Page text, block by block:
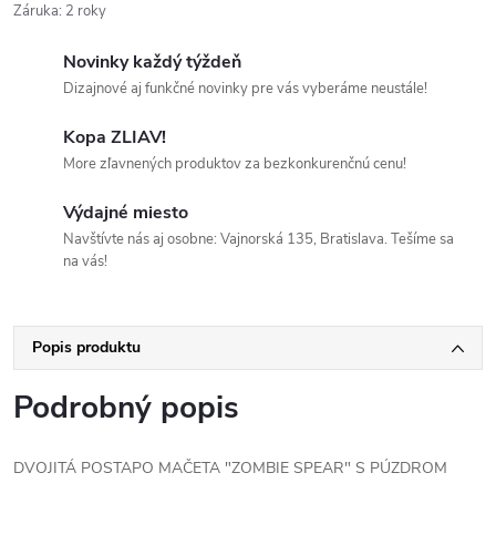
Záruka: 2 roky
Novinky každý týždeň
Dizajnové aj funkčné novinky pre vás vyberáme neustále!
Kopa ZLIAV!
More zľavnených produktov za bezkonkurenčnú cenu!
Výdajné miesto
Navštívte nás aj osobne: Vajnorská 135, Bratislava. Tešíme sa
na vás!
Popis produktu
Podrobný popis
DVOJITÁ POSTAPO MAČETA "ZOMBIE SPEAR" S PÚZDROM